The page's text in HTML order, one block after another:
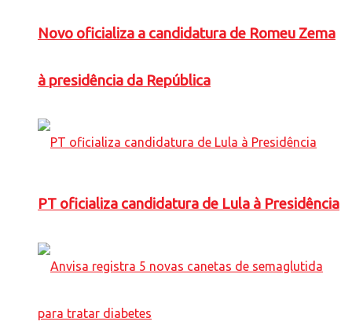
Novo oficializa a candidatura de Romeu Zema
à presidência da República
PT oficializa candidatura de Lula à Presidência